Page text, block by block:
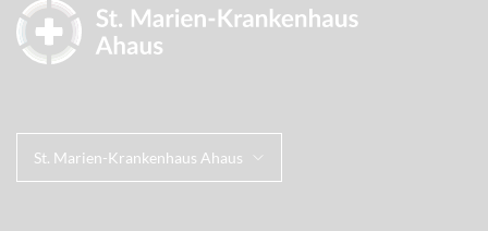
St. Marien-Krankenhaus Ahaus